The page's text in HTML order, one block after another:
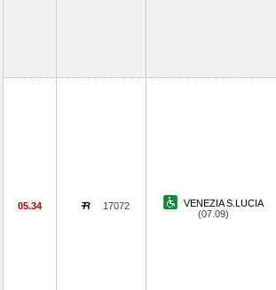
05.34 17072
VENEZIA S.LUCIA
(07.09)